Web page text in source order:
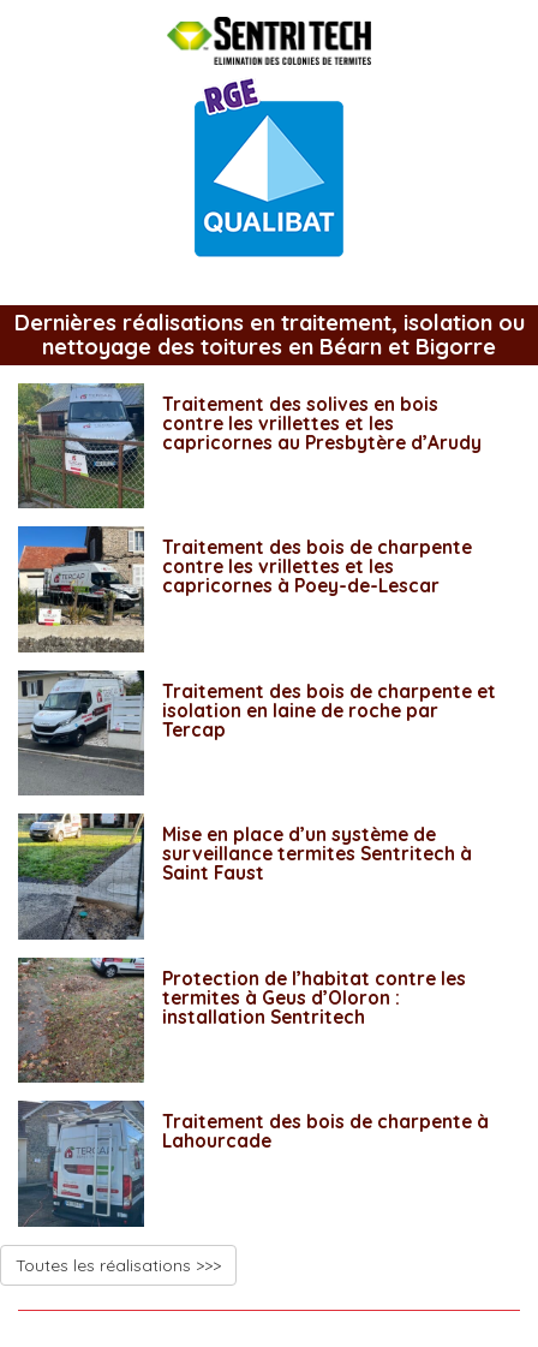
Dernières réalisations en traitement, isolation ou
nettoyage des toitures en Béarn et Bigorre
Traitement des solives en bois
contre les vrillettes et les
capricornes au Presbytère d’Arudy
Traitement des bois de charpente
contre les vrillettes et les
capricornes à Poey-de-Lescar
Traitement des bois de charpente et
isolation en laine de roche par
Tercap
Mise en place d’un système de
surveillance termites Sentritech à
Saint Faust
Protection de l’habitat contre les
termites à Geus d’Oloron :
installation Sentritech
Traitement des bois de charpente à
Lahourcade
Toutes les réalisations >>>